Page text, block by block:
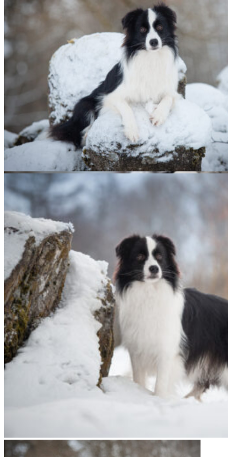
01|02|2022 – Fate, Broad­me­a­dows Hig­her Love
01|02|2022 – Halo, Broad­me­a­dows Halo
01|02|2022 – Fate, Broad­me­a­dows Hig­her Love
01|02|2022 – Halo, Broad­me­a­dows Halo